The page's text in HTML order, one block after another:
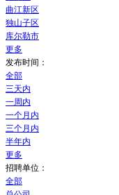
曲江新区
独山子区
库尔勒市
更多
发布时间：
全部
三天内
一周内
一个月内
三个月内
半年内
更多
招聘单位：
全部